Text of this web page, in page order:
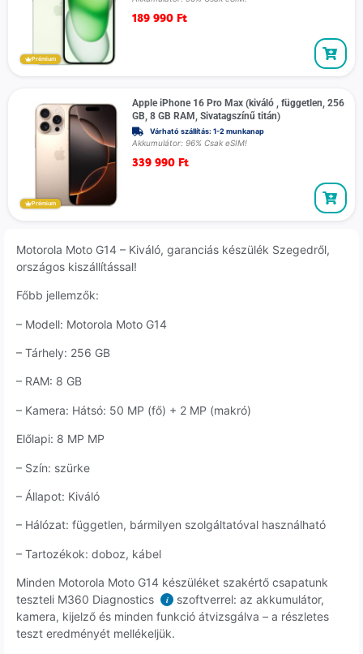
Prémium
189 990 Ft
Prémium
Apple iPhone 16 Pro Max (kiváló , független, 256
GB, 8 GB RAM, Sivatagszínű titán)
Várható szállítás: 1-2 munkanap
Akkumulátor: 96% Csak eSIM!
339 990 Ft
Motorola Moto G14 – Kiváló, garanciás készülék Szegedről,
országos kiszállítással!
Főbb jellemzők:
– Modell: Motorola Moto G14
– Tárhely: 256 GB
– RAM: 8 GB
– Kamera: Hátsó: 50 MP (fő) + 2 MP (makró)
Előlapi: 8 MP MP
– Szín: szürke
– Állapot: Kiváló
– Hálózat: független, bármilyen szolgáltatóval használható
– Tartozékok: doboz, kábel
Minden Motorola Moto G14 készüléket szakértő csapatunk
teszteli M360 Diagnostics
i
szoftverrel: az akkumulátor,
kamera, kijelző és minden funkció átvizsgálva – a részletes
teszt eredményét mellékeljük.